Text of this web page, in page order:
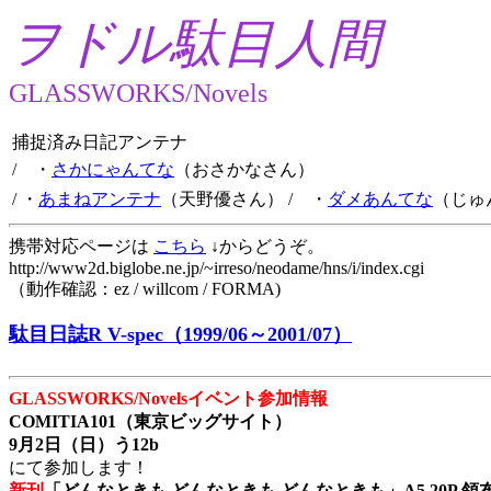
ヲドル駄目人間
GLASSWORKS/Novels
捕捉済み日記アンテナ
/ ・ さかにゃんてな （おさかなさん）
/ ・ あまねアンテナ （天野優さん） / ・ ダメあんてな （じ
携帯対応ページは こちら ↓からどうぞ。
http://www2d.biglobe.ne.jp/~irreso/neodame/hns/i/index.cgi
（動作確認：ez / willcom / FORMA)
駄目日誌R V-spec（1999/06～2001/07）
GLASSWORKS/Novelsイベント参加情報
COMITIA101（東京ビッグサイト）
9月2日（日）う12b
にて参加します！